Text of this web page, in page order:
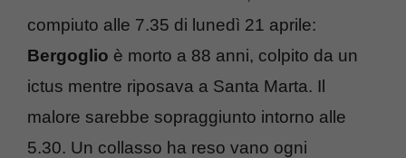
compiuto alle 7.35 di lunedì 21 aprile:
Bergoglio è morto a 88 anni, colpito da un
ictus mentre riposava a Santa Marta. Il
malore sarebbe sopraggiunto intorno alle
5.30. Un collasso ha reso vano ogni